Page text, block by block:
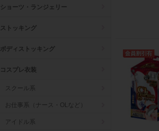
ショーツ・ランジェリー
ストッキング
ボディストッキング
コスプレ衣装
スクール系
お仕事系（ナース・OLなど）
アイドル系